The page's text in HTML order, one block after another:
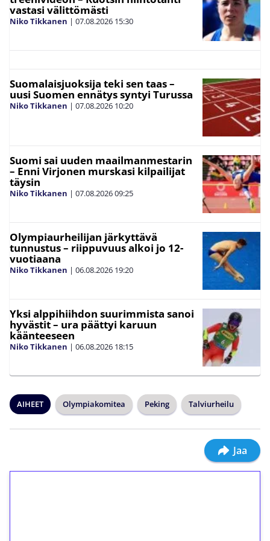
vastasi välittömästi
Niko Tikkanen | 07.08.2026 15:30
Suomalaisjuoksija teki sen taas –
uusi Suomen ennätys syntyi Turussa
Niko Tikkanen | 07.08.2026 10:20
Suomi sai uuden maailmanmestarin
– Enni Virjonen murskasi kilpailijat
täysin
Niko Tikkanen | 07.08.202609:25
Olympiaurheilijan järkyttävä
tunnustus – riippuvuus alkoi jo 12-
vuotiaana
Niko Tikkanen | 06.08.2026 19:20
Yksi alppihiihdon suurimmista sanoi
hyvästit – ura päättyi karuun
käänteeseen
Niko Tikkanen | 06.08.2026 18:15
AIHEET Olympiakomitea Peking Talviurheilu
Jaa